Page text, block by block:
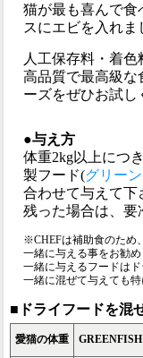
猫が最も喜んで食
スにエビを入れま
人工保存料・着色
高品質で最高級な
ーズをぜひお試し
●与え方
体重2kg以上につ
製フード(グリー
合わせて与えて下
残った場合は、要
※CHEFは補助食のため
一緒に与える事をお勧め
一緒に与えるフードは
一緒に混ぜて与えても特
■ドライフードを混
愛猫の体重 GREENFISH